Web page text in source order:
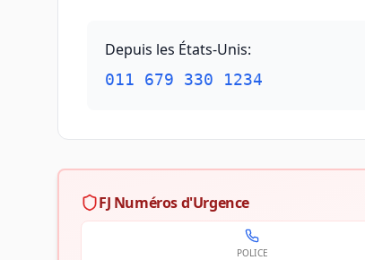
Depuis les États-Unis:
011 679 330 1234
FJ Numéros d'Urgence
POLICE